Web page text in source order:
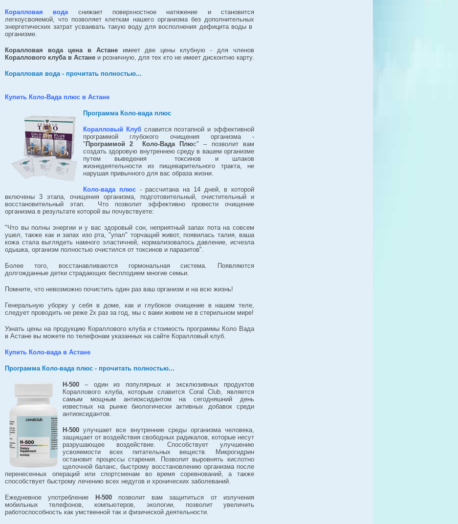
Коралловая вода снижает поверхностное натяжение и становится
легкоусвояемой, что позволяет клеткам нашего организма без дополнительных
энергетических затрат усваивать такую воду для восполнения дефицита воды в
организме.
Коралловая вода цена в Астане имеет две цены клубную - для членов
Кораллового клуба в Астане и розничную, для тех кто не имеет дисконтню карту.
Коралловая вода - прочитать полностью...
Купить Коло-Вада плюс в Астане
Программа Коло-вада плюс
Коралловый Клубславится поэтапной и эффективной
программой глубокого очищения организма -
" Программой 2 Коло-Вада Плюс" – позволит вам
создать здоровую внутреннею среду в вашем организме
путем выведения токсинов и шлаков
жизнедеятельности из пищеварительного тракта, не
нарушая привычного для вас образа жизни.
Коло-вада плюс - рассчитана на 14 дней, в которой
включены 3 этапа, очищения организма, подготовительный, очистительный и
восстановительный этап. Что позволит эффективно провести очищение
организма в результате которой вы почувствуете:
"Что вы полны энергии и у вас здоровый сон, неприятный запах пота на совсем
ушел, также как и запах изо рта, "упал" торчащий живот, появилась талия, ваша
кожа стала выглядеть намного эластичней, нормализовалось давление, исчезла
одышка, организм полностью очистился от токсинов и паразитов".
Более того, восстанавливаются гормональная система. Появляются
долгожданные детки страдающих бесплодием многие семьи.
Помните, что невозможно почистить один раз ваш организм и на всю жизнь!
Генеральную уборку у себя в доме, как и глубокое очищение в нашем теле,
следует проводить не реже 2х раз за год, мы с вами живем не в стерильном мире!
Узнать цены на продукцию Кораллового клуба и стоимость программы Коло Вада
в Астане вы можете по телефонам указанных на сайте Коралловый клуб.
Купить Коло-вада в Астане
Программа Коло-вада плюс - прочитать полностью...
H-500– один из популярных и эксклюзивных продуктов
Кораллового клуба, которым славится Coral Club, является
самым мощным антиоксидантом на сегодняшний день
известных на рынке биологически активных добавок среди
антиоксидантов.
H-500 улучшает все внутренние среды организма человека,
защищает от воздействия свободных радикалов, которые несут
разрушающее воздействие. Способствует улучшению
усвояемости всех питательных веществ. Микрогидрин
остановит процессы старения. Позволит выровнять кислотно
щелочной баланс, быстрому восстановлению организма после
перенесенных операций или спортсменам во время соревнований, а также
способствует быстрому лечению всех недугов и хронических заболеваний.
Ежедневное употребление H-500 позволит вам защититься от излучения
мобильных телефонов, компьютеров, экологии, позволит увеличить
работоспособность как умственной так и физической деятельности.